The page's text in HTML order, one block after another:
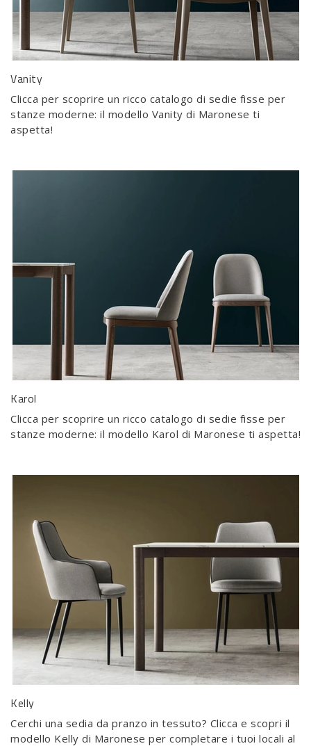
Vanity
Clicca per scoprire un ricco catalogo di sedie fisse per
stanze moderne: il modello Vanity di Maronese ti
aspetta!
Karol
Clicca per scoprire un ricco catalogo di sedie fisse per
stanze moderne: il modello Karol di Maronese ti aspetta!
Kelly
Cerchi una sedia da pranzo in tessuto? Clicca e scopri il
modello Kelly di Maronese per completare i tuoi locali al